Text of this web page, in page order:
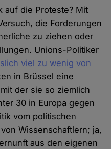
auf die Proteste? Mit
die Forderungen
zu ziehen oder
Unions-Politiker
viel zu wenig von
in Brüssel eine
der sie so ziemlich
30 in Europa gegen
vom politischen
Wissenschaftlern; ja,
aus den eigenen